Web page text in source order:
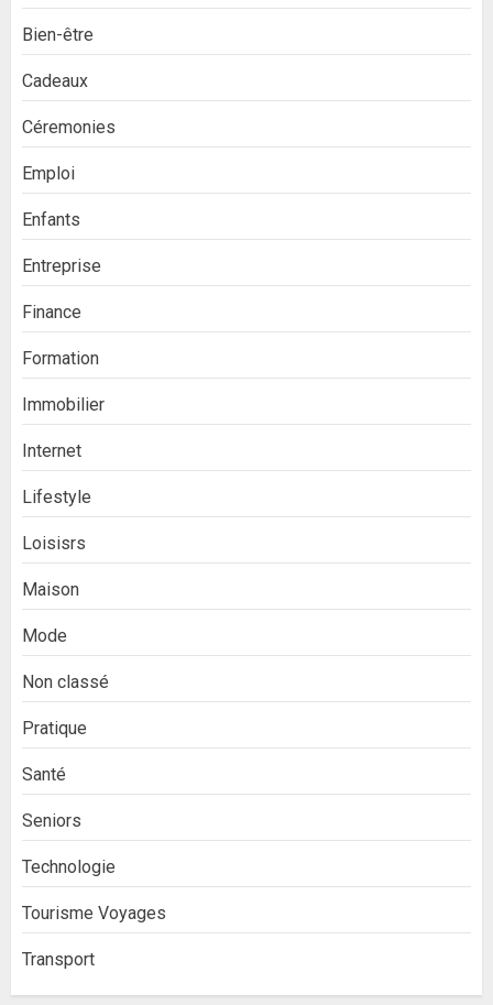
Bien-être
Cadeaux
Céremonies
Emploi
Enfants
Entreprise
Finance
Formation
Immobilier
Internet
Lifestyle
Loisisrs
Maison
Mode
Non classé
Pratique
Santé
Seniors
Technologie
Tourisme Voyages
Transport